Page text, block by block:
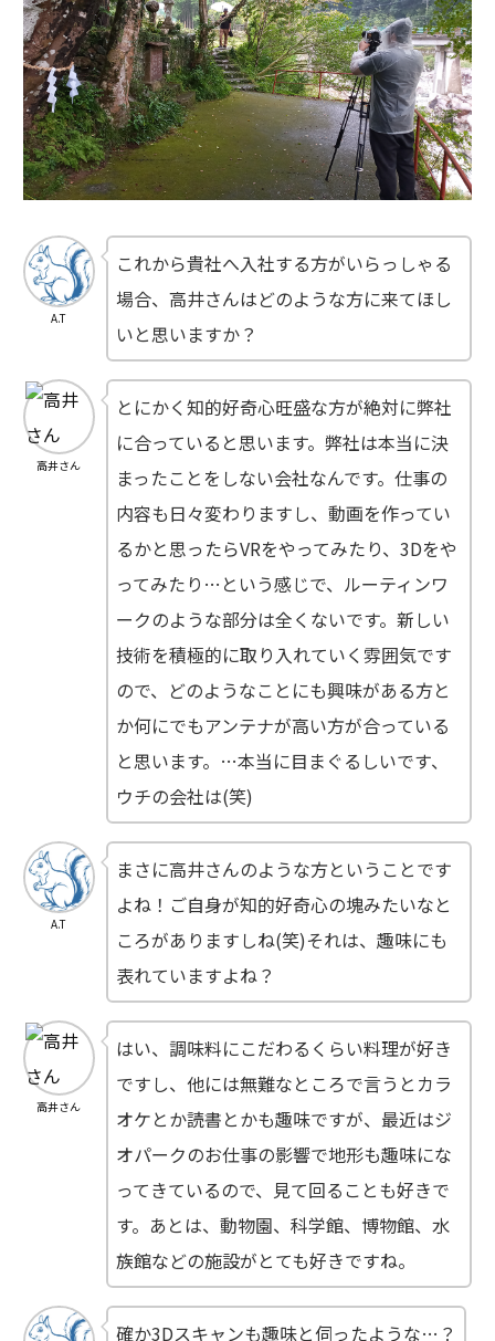
A.T
これから貴社へ入社する方がいらっしゃる
場合、高井さんはどのような方に来てほし
いと思いますか？
高井さん
とにかく知的好奇心旺盛な方が絶対に弊社
に合っていると思います。弊社は本当に決
まったことをしない会社なんです。仕事の
内容も日々変わりますし、動画を作ってい
るかと思ったらVRをやってみたり、3Dをや
ってみたり…という感じで、ルーティンワ
ークのような部分は全くないです。新しい
技術を積極的に取り入れていく雰囲気です
ので、どのようなことにも興味がある方と
か何にでもアンテナが高い方が合っている
と思います。…本当に目まぐるしいです、
ウチの会社は(笑)
A.T
まさに高井さんのような方ということです
よね！ご自身が知的好奇心の塊みたいなと
ころがありますしね(笑)それは、趣味にも
表れていますよね？
高井さん
はい、調味料にこだわるくらい料理が好き
ですし、他には無難なところで言うとカラ
オケとか読書とかも趣味ですが、最近はジ
オパークのお仕事の影響で地形も趣味にな
ってきているので、見て回ることも好きで
す。あとは、動物園、科学館、博物館、水
族館などの施設がとても好きですね。
確か3Dスキャンも趣味と伺ったような…？